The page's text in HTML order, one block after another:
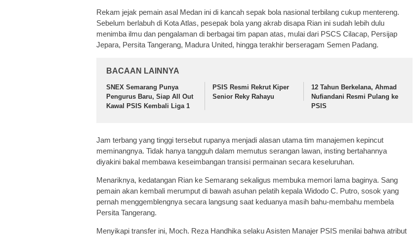
Rekam jejak pemain asal Medan ini di kancah sepak bola nasional terbilang cukup mentereng.
Sebelum berlabuh di Kota Atlas, pesepak bola yang akrab disapa Rian ini sudah lebih dulu
menimba ilmu dan pengalaman di berbagai tim papan atas, mulai dari PSCS Cilacap, Persijap
Jepara, Persita Tangerang, Madura United, hingga terakhir berseragam Semen Padang.
BACAAN LAINNYA
SNEX Semarang Punya
Pengurus Baru, Siap All Out
Kawal PSIS Kembali Liga 1
PSIS Resmi Rekrut Kiper
Senior Reky Rahayu
12 Tahun Berkelana, Ahmad
Nufiandani Resmi Pulang ke
PSIS
Jam terbang yang tinggi tersebut rupanya menjadi alasan utama tim manajemen kepincut
meminangnya. Tidak hanya tangguh dalam memutus serangan lawan, insting bertahannya
diyakini bakal membawa keseimbangan transisi permainan secara keseluruhan.
Menariknya, kedatangan Rian ke Semarang sekaligus membuka memori lama baginya. Sang
pemain akan kembali merumput di bawah asuhan pelatih kepala Widodo C. Putro, sosok yang
pernah menggemblengnya secara langsung saat keduanya masih bahu-membahu membela
Persita Tangerang.
Menyikapi transfer ini, Moch. Reza Handhika selaku Asisten Manajer PSIS menilai bahwa atribut